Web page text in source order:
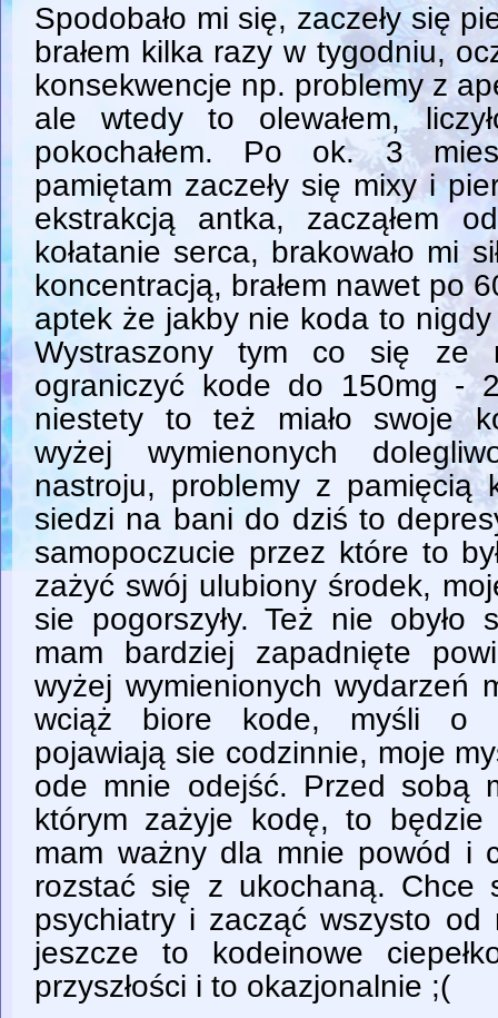
Spodobało mi się, zaczeły się
brałem kilka razy w tygodniu,
konsekwencje np. problemy z
ale wtedy to olewałem,
pokochałem. Po ok. 3
pamiętam zaczeły się mixy i
ekstrakcją antka, zacząłem
kołatanie serca, brakowało mi
koncentracją, brałem nawet po
aptek że jakby nie koda to nigdy
Wystraszony tym co się ze
ograniczyć kode do 150mg -
niestety to też miało swoje
wyżej wymienonych
nastroju, problemy z pamięcią
siedzi na bani do dziś to
samopoczucie przez które to
zażyć swój ulubiony środek,
sie pogorszyły. Też nie obyło
mam bardziej zapadnięte
wyżej wymienionych wydarzeń
wciąż biore kode, myśli o
pojawiają sie codzinnie, moje
ode mnie odejść. Przed sobą
którym zażyje kodę, to
mam ważny dla mnie powód i
rozstać się z ukochaną. Chce
psychiatry i zacząć wszysto od
jeszcze to kodeinowe
przyszłości i to okazjonalnie ;(